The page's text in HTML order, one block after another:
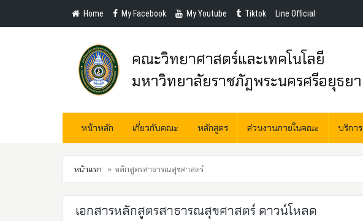
Home My Facebook My Youtube Tiktok Line Official
คณะวิทยาศาสตร์และเทคโนโลยี
มหาวิทยาลัยราชภัฏพระนครศรีอยุธยา
หน้าหลัก เกี่ยวกับคณะ หลักสูตร ส่วนงานภายในคณะ บริการ
หน้าแรก หลักสูตรสาธารณสุขศาสตร์
เอกสารหลักสูตรสาธารณสุขศาสตร์ ดาวน์โหลด